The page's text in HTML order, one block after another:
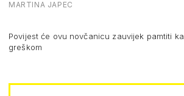
MARTINA JAPEC
Povijest će ovu novčanicu zauvijek pamtiti
greškom